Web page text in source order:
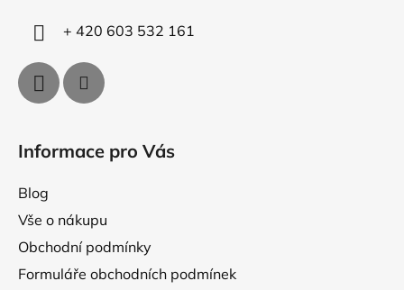
+ 420 603 532 161
Informace pro Vás
Blog
Vše o nákupu
Obchodní podmínky
Formuláře obchodních podmínek